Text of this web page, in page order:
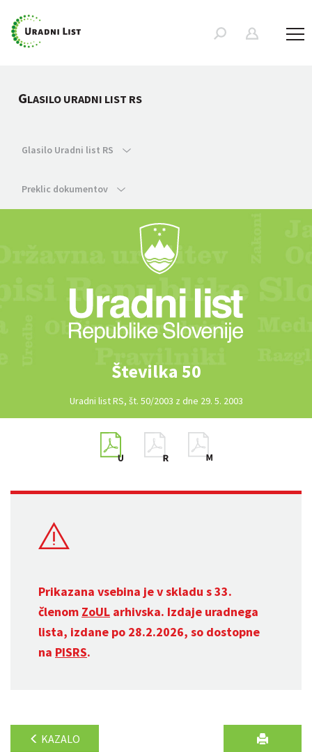
GLASILO URADNI LIST RS
Glasilo Uradni list RS
Preklic dokumentov
Številka 50
Uradni list RS, št. 50/2003 z dne 29. 5. 2003
Prikazana vsebina je v skladu s 33.
členom ZoUL arhivska. Izdaje uradnega
lista, izdane po 28.2.2026, so dostopne
na PISRS.
KAZALO